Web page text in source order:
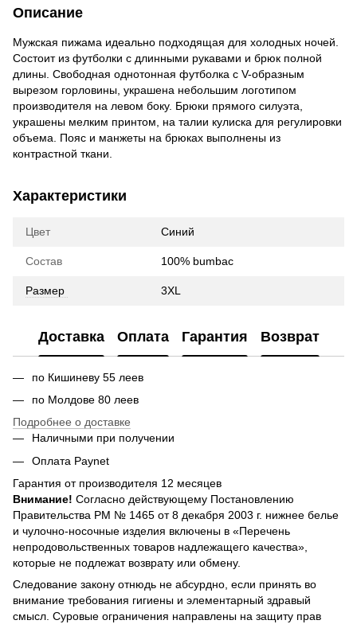
Описание
Мужская пижама идеально подходящая для холодных ночей.
Состоит из футболки с длинными рукавами и брюк полной
длины. Свободная однотонная футболка с V-образным
вырезом горловины, украшена небольшим логотипом
производителя на левом боку. Брюки прямого силуэта,
украшены мелким принтом, на талии кулиска для регулировки
объема. Пояс и манжеты на брюках выполнены из
контрастной ткани.
Характеристики
Цвет Синий
Состав 100% bumbac
Размер 3XL
Доставка Оплата Гарантия Возврат
по Кишиневу 55 леев
по Молдове 80 леев
Подробнее о доставке
Наличными при получении
Оплата Paynet
Гарантия от производителя 12 месяцев
Внимание! Согласно действующему Постановлению
Правительства РМ № 1465 от 8 декабря 2003 г. нижнее белье
и чулочно-носочные изделия включены в «Перечень
непродовольственных товаров надлежащего качества»,
которые не подлежат возврату или обмену.
Следование закону отнюдь не абсурдно, если принять во
внимание требования гигиены и элементарный здравый
смысл. Суровые ограничения направлены на защиту прав